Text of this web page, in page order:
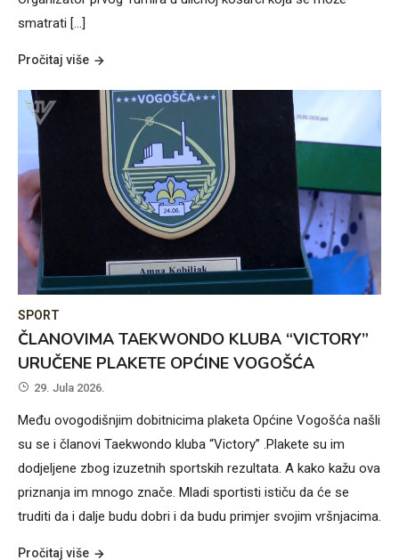
smatrati […]
Pročitaj više
SPORT
ČLANOVIMA TAEKWONDO KLUBA “VICTORY”
URUČENE PLAKETE OPĆINE VOGOŠĆA
29. Jula 2026.
Među ovogodišnjim dobitnicima plaketa Općine Vogošća našli
su se i članovi Taekwondo kluba “Victory” .Plakete su im
dodjeljene zbog izuzetnih sportskih rezultata. A kako kažu ova
priznanja im mnogo znače. Mladi sportisti ističu da će se
truditi da i dalje budu dobri i da budu primjer svojim vršnjacima.
Pročitaj više